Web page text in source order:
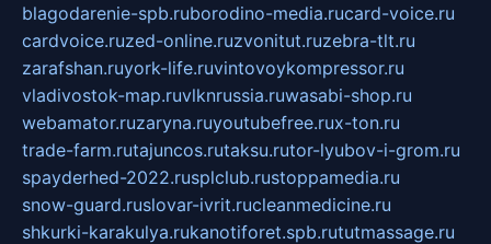
blagodarenie-spb.ruborodino-media.rucard-voice.ru
cardvoice.ruzed-online.ruzvonitut.ruzebra-tlt.ru
zarafshan.ruyork-life.ruvintovoykompressor.ru
vladivostok-map.ruvlknrussia.ruwasabi-shop.ru
webamator.ruzaryna.ruyoutubefree.rux-ton.ru
trade-farm.rutajuncos.rutaksu.rutor-lyubov-i-grom.ru
spayderhed-2022.rusplclub.rustoppamedia.ru
snow-guard.ruslovar-ivrit.rucleanmedicine.ru
shkurki-karakulya.rukanotiforet.spb.rututmassage.ru